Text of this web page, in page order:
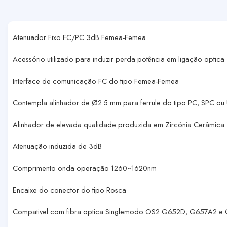
Atenuador Fixo FC/PC 3dB Femea-Femea
Acessório utilizado para induzir perda potência em ligação optica
Interface de comunicação FC do tipo Femea-Femea
Contempla alinhador de Ø2.5 mm para ferrule do tipo PC, SPC ou
Alinhador de elevada qualidade produzida em Zircónia Cerâmica
Atenuação induzida de 3dB
Comprimento onda operação 1260~1620nm
Encaixe do conector do tipo Rosca
Compativel com fibra optica Singlemodo OS2 G652D, G657A2 e